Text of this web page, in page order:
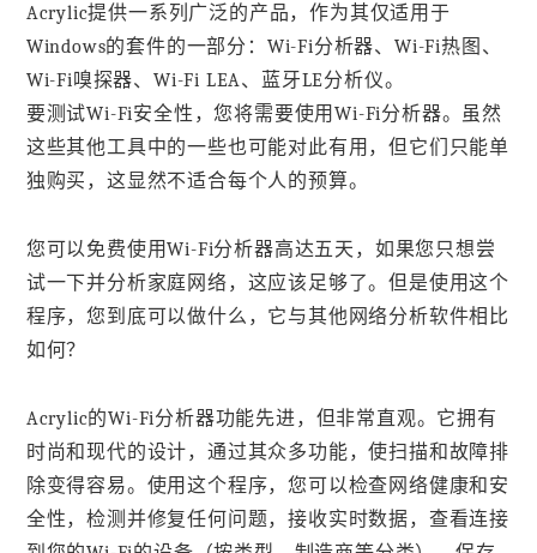
Acrylic提供一系列广泛的产品，作为其仅适用于
Windows的套件的一部分：Wi-Fi分析器、Wi-Fi热图、
Wi-Fi嗅探器、Wi-Fi LEA、蓝牙LE分析仪。
要测试Wi-Fi安全性，您将需要使用Wi-Fi分析器。虽然
这些其他工具中的一些也可能对此有用，但它们只能单
独购买，这显然不适合每个人的预算。
您可以免费使用Wi-Fi分析器高达五天，如果您只想尝
试一下并分析家庭网络，这应该足够了。但是使用这个
程序，您到底可以做什么，它与其他网络分析软件相比
如何？
Acrylic的Wi-Fi分析器功能先进，但非常直观。它拥有
时尚和现代的设计，通过其众多功能，使扫描和故障排
除变得容易。使用这个程序，您可以检查网络健康和安
全性，检测并修复任何问题，接收实时数据，查看连接